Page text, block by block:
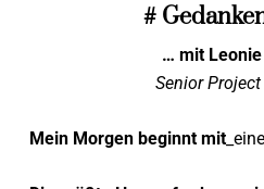
#
… mit
Senior
Mein Morgen beginnt mit